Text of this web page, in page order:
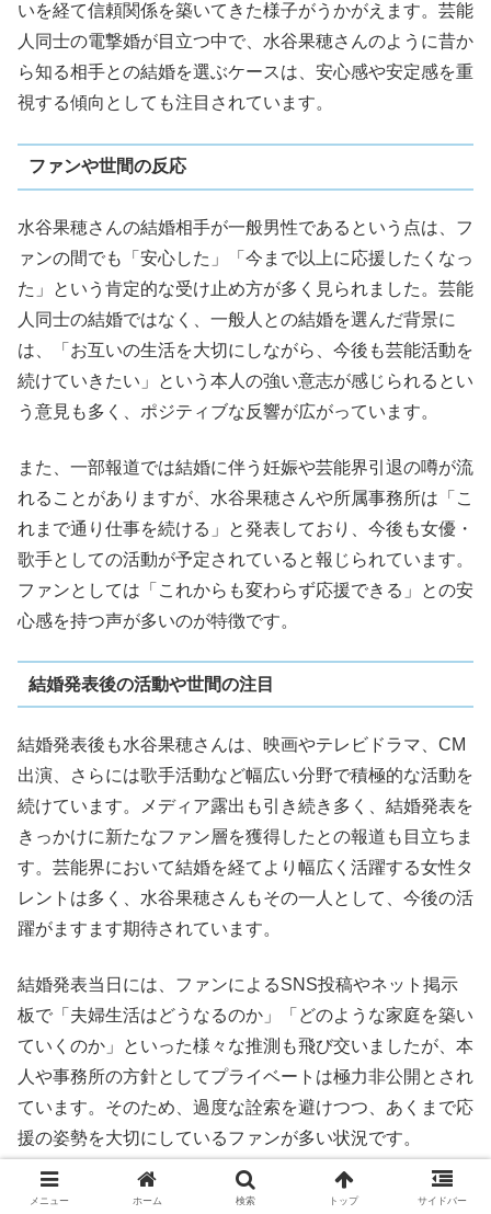
いを経て信頼関係を築いてきた様子がうかがえます。芸能
人同士の電撃婚が目立つ中で、水谷果穂さんのように昔か
ら知る相手との結婚を選ぶケースは、安心感や安定感を重
視する傾向としても注目されています。
ファンや世間の反応
水谷果穂さんの結婚相手が一般男性であるという点は、フ
ァンの間でも「安心した」「今まで以上に応援したくなっ
た」という肯定的な受け止め方が多く見られました。芸能
人同士の結婚ではなく、一般人との結婚を選んだ背景に
は、「お互いの生活を大切にしながら、今後も芸能活動を
続けていきたい」という本人の強い意志が感じられるとい
う意見も多く、ポジティブな反響が広がっています。
また、一部報道では結婚に伴う妊娠や芸能界引退の噂が流
れることがありますが、水谷果穂さんや所属事務所は「こ
れまで通り仕事を続ける」と発表しており、今後も女優・
歌手としての活動が予定されていると報じられています。
ファンとしては「これからも変わらず応援できる」との安
心感を持つ声が多いのが特徴です。
結婚発表後の活動や世間の注目
結婚発表後も水谷果穂さんは、映画やテレビドラマ、CM
出演、さらには歌手活動など幅広い分野で積極的な活動を
続けています。メディア露出も引き続き多く、結婚発表を
きっかけに新たなファン層を獲得したとの報道も目立ちま
す。芸能界において結婚を経てより幅広く活躍する女性タ
レントは多く、水谷果穂さんもその一人として、今後の活
躍がますます期待されています。
結婚発表当日には、ファンによるSNS投稿やネット掲示
板で「夫婦生活はどうなるのか」「どのような家庭を築い
ていくのか」といった様々な推測も飛び交いましたが、本
人や事務所の方針としてプライベートは極力非公開とされ
ています。そのため、過度な詮索を避けつつ、あくまで応
援の姿勢を大切にしているファンが多い状況です。
メニュー ホーム 検索 トップ サイドバー